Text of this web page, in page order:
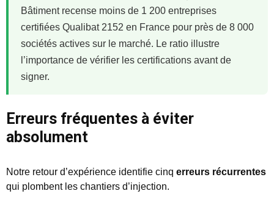
Bâtiment recense moins de 1 200 entreprises
certifiées Qualibat 2152 en France pour près de 8 000
sociétés actives sur le marché. Le ratio illustre
l’importance de vérifier les certifications avant de
signer.
Erreurs fréquentes à éviter
absolument
Notre retour d’expérience identifie cinq erreurs récurrentes
qui plombent les chantiers d’injection.